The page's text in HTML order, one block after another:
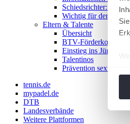
Schiedsrichter:in
Wichtig für den
Eltern & Talente
Übersicht
BTV-Förderkonzept
Einstieg ins
Talentinos
Prävention
tennis.de
mypadel.de
DTB
Landesverbände
Weitere Plattformen